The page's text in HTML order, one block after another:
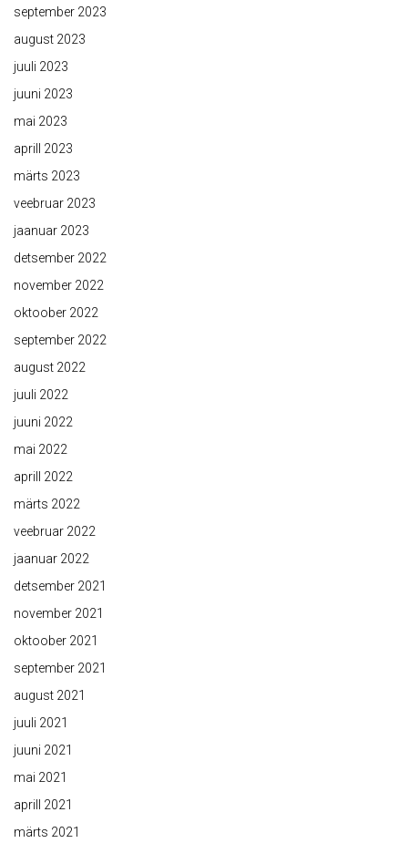
september 2023
august 2023
juuli 2023
juuni 2023
mai 2023
aprill 2023
märts 2023
veebruar 2023
jaanuar 2023
detsember 2022
november 2022
oktoober 2022
september 2022
august 2022
juuli 2022
juuni 2022
mai 2022
aprill 2022
märts 2022
veebruar 2022
jaanuar 2022
detsember 2021
november 2021
oktoober 2021
september 2021
august 2021
juuli 2021
juuni 2021
mai 2021
aprill 2021
märts 2021